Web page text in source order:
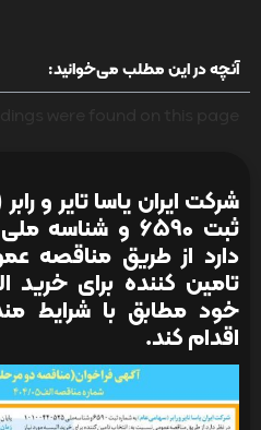
آنچه در این مطلب می‌خوانید:
شرکت ایران یاسا تایر و
دارد از طريق مناقصه
تامین کننده برای خرید
خود مطابق با شرایط
اقدام کند.